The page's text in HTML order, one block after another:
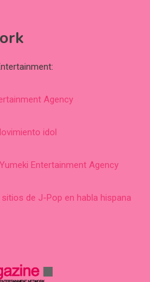
Agency
idol
Entertainment Agency
de J-Pop en habla hispana